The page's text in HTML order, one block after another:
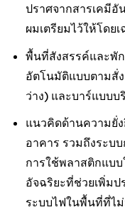
ปราศจากสารเคมีอั
ผมเตรียมไว้ให้โดยเ
พื้นที่สังสรรค์และพั
อัตโนมัติแบบตามสั่
ว่าง) และบาร์แบบบ
แนวคิดด้านความยั่
อาคาร รวมถึงระบ
การใช้พลาสติกแบบ
อัจฉริยะที่ช่วยเพิ่ม
ระบบไฟในพื้นที่ที่ไ